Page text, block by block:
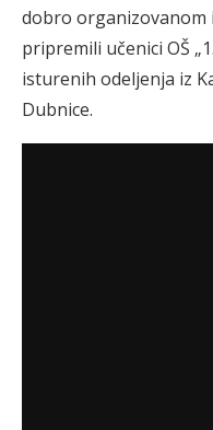
dobro
pripremili učenici OŠ
isturenih odeljenja iz
Dubnice.